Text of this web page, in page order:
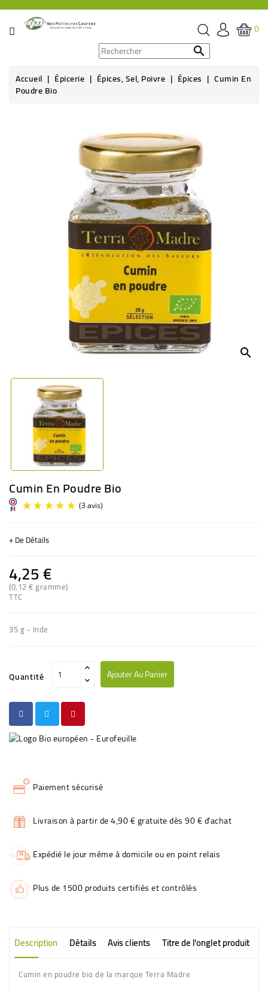
CATÉGORIE
ÉPICERIE
0

Accueil Épicerie Épices, Sel, Poivre Épices Cumin En
Poudre Bio
search
Cumin En Poudre Bio
+ De Détails
4,25 €
(0,12 € gramme)
TTC
35 g - Inde
Quantité Ajouter Au Panier
Paiement sécurisé
Livraison à partir de 4,90 € gratuite dès 90 € d'achat
Expédié le jour même à domicile ou en point relais
Plus de 1500 produits certifiés et contrôlés
Description Détails Avis clients Titre de l'onglet produit
Cumin en poudre bio de la marque Terra Madre